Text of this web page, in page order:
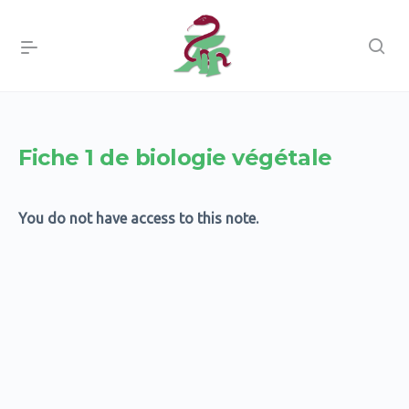
Fiche 1 de biologie végétale
You do not have access to this note.